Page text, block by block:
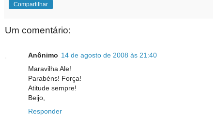
Compartilhar
Um comentário:
Anônimo 14 de agosto de 2008 às 21:40
Maravilha Ale!
Parabéns! Força!
Atitude sempre!
Beijo,
Responder